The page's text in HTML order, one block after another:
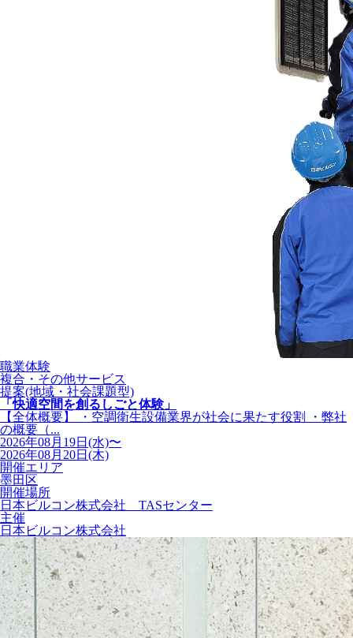
職業体験
複合・その他サービス
提案(地域・社会課題型)
「快適空間を創るしごと体験」
【全体概要】 ・空調衛生設備業界が社会に果たす役割 ・弊社
の概要（...
2026年08月19日(水)〜
2026年08月20日(木)
開催エリア
墨田区
開催場所
日本ビルコン株式会社 TASセンター
主催
日本ビルコン株式会社